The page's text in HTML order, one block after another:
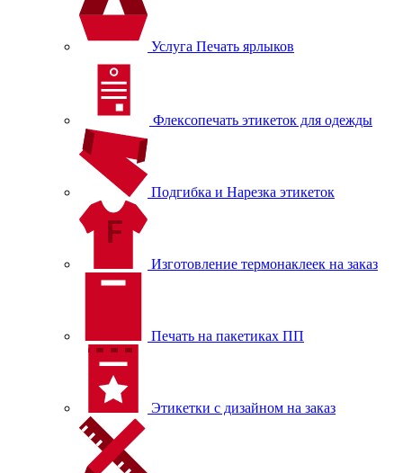
Услуга Печать ярлыков
Флексопечать этикеток для одежды
Подгибка и Нарезка этикеток
Изготовление термонаклеек на заказ
Печать на пакетиках ПП
Этикетки с дизайном на заказ